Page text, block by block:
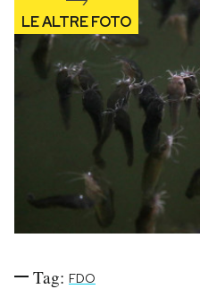
Cultura
Economia
Sport
PODCAST
NEWSLETTER
Tag: FDO